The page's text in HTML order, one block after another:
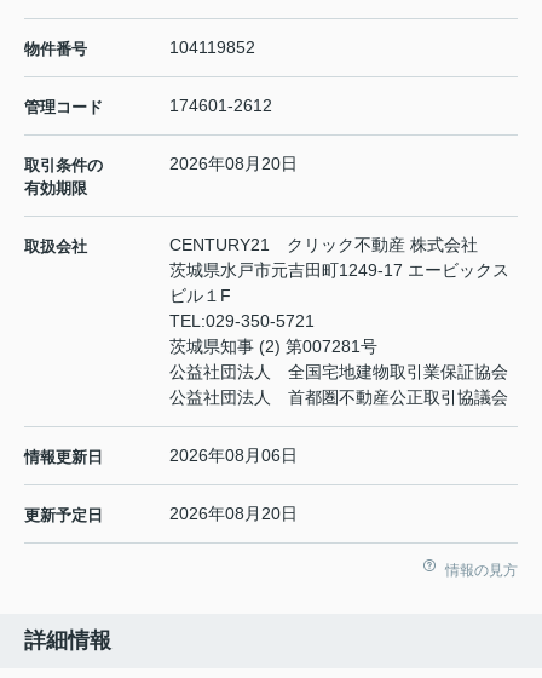
物件番号 104119852
管理コード 174601-2612
取引条件の
有効期限
2026年08月20日
取扱会社
CENTURY21 クリック不動産 株式会社
茨城県水戸市元吉田町1249-17 エービックス
ビル１F
TEL:029-350-5721
茨城県知事 (2) 第007281号
公益社団法人 全国宅地建物取引業保証協会
公益社団法人 首都圏不動産公正取引協議会
情報更新日 2026年08月06日
更新予定日 2026年08月20日
情報の見方
詳細情報